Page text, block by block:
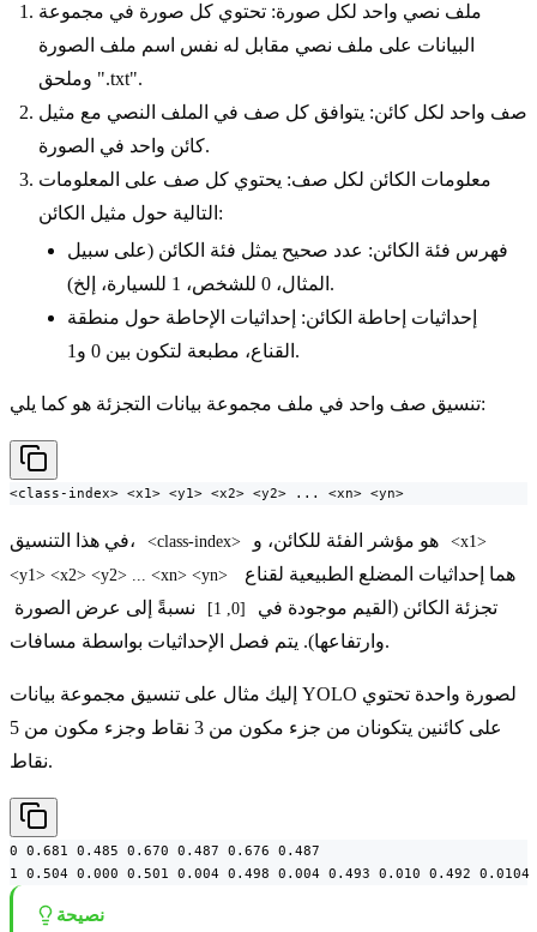
ملف نصي واحد لكل صورة: تحتوي كل صورة في مجموعة
البيانات على ملف نصي مقابل له نفس اسم ملف الصورة
وملحق ".txt".
صف واحد لكل كائن: يتوافق كل صف في الملف النصي مع مثيل
كائن واحد في الصورة.
معلومات الكائن لكل صف: يحتوي كل صف على المعلومات
التالية حول مثيل الكائن:
فهرس فئة الكائن: عدد صحيح يمثل فئة الكائن (على سبيل
المثال، 0 للشخص، 1 للسيارة، إلخ).
إحداثيات إحاطة الكائن: إحداثيات الإحاطة حول منطقة
القناع، مطبعة لتكون بين 0 و1.
تنسيق صف واحد في ملف مجموعة بيانات التجزئة هو كما يلي:
<class-index> <x1> <y1> <x2> <y2> ... <xn> <yn>
في هذا التنسيق، <class-index>
<x1>
<y1> <x2> <y2> ... <xn> <yn>
تجزئة الكائن (القيم موجودة في
[0, 1]
نسبةً إلى عرض الصورة
وارتفاعها). يتم فصل الإحداثيات بواسطة مسافات.
إليك مثال على تنسيق مجموعة بيانات YOLO لصورة واحدة تحتوي
على كائنين يتكونان من جزء مكون من 3 نقاط وجزء مكون من 5
نقاط.
0 0.681 0.485 0.670 0.487 0.676 0.487
1 0.504 0.000 0.501 0.004 0.498 0.004 0.493 0.010 0.492 0.0104
نصيحة